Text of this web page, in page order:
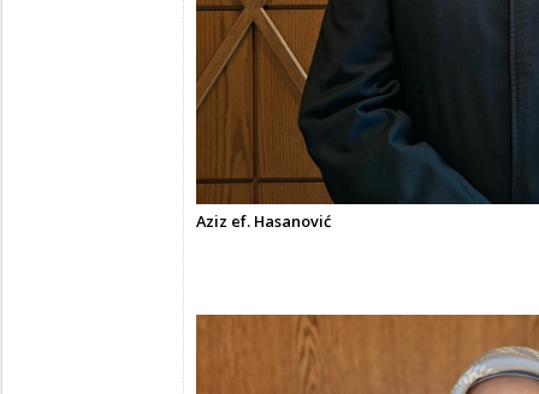
Aziz ef. Hasanović